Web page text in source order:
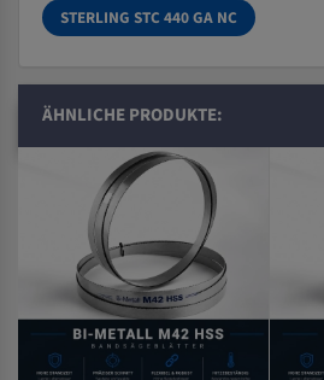
STERLING STC 440 GA NC
ÄHNLICHE PRODUKTE: